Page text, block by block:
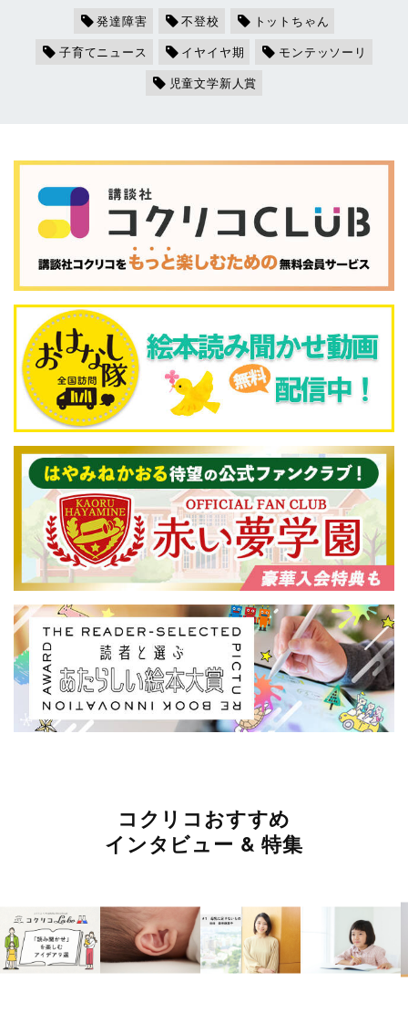
発達障害 不登校
トットちゃん
子育てニュース
イヤイヤ期
モンテッソーリ
児童文学新人賞
コクリコおすすめ
インタビュー & 特集